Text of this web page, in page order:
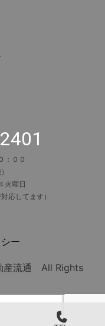
：００
火曜日
応してます）
ー
産流通 All Rights